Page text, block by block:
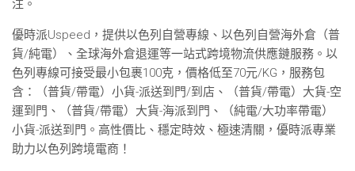
注。
優時派Uspeed，提供以色列自營專線、以色列自營海外倉（普
貨/純電）、全球海外倉退運等一站式跨境物流供應鏈服務。以
色列專線可接受最小包裹100克，價格低至70元/KG，服務包
含：（普貨/帶電）小貨-派送到門/到店、（普貨/帶電）大貨-空
運到門、（普貨/帶電）大貨-海派到門、（純電/大功率帶電）
小貨-派送到門。高性價比、穩定時效、極速清關，優時派專業
助力以色列跨境電商！